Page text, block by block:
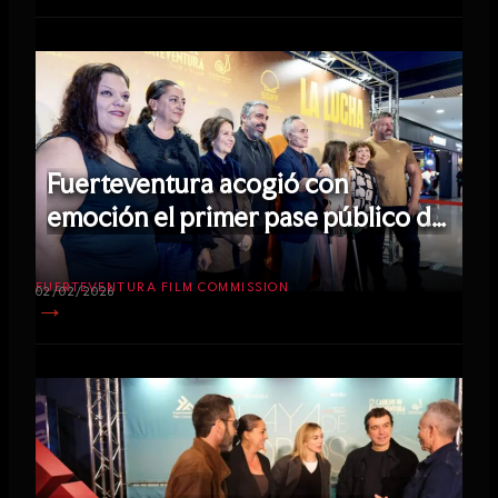
Fuerteventura acogió con
emoción el primer pase público de
la película ‘La Lucha’
FUERTEVENTURA FILM COMMISSION
02/02/2026
→